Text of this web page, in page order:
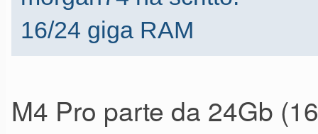
poca potenza) e fotoritocco
è un hobby molto poco
16/24 giga RAM
M4 Pro parte da 24Gb